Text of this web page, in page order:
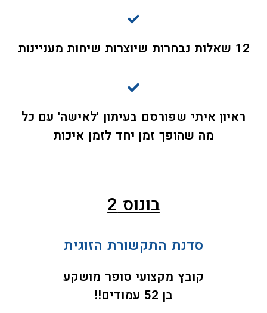
12 שאלות נבחרות שיוצרות שיחות מעניינות
ראיון איתי שפורסם בעיתון 'לאישה' עם כל
מה שהופך זמן יחד לזמן איכות
בונוס 2
סדנת התקשורת הזוגית
קובץ מקצועי סופר מושקע
בן 52 עמודים!!